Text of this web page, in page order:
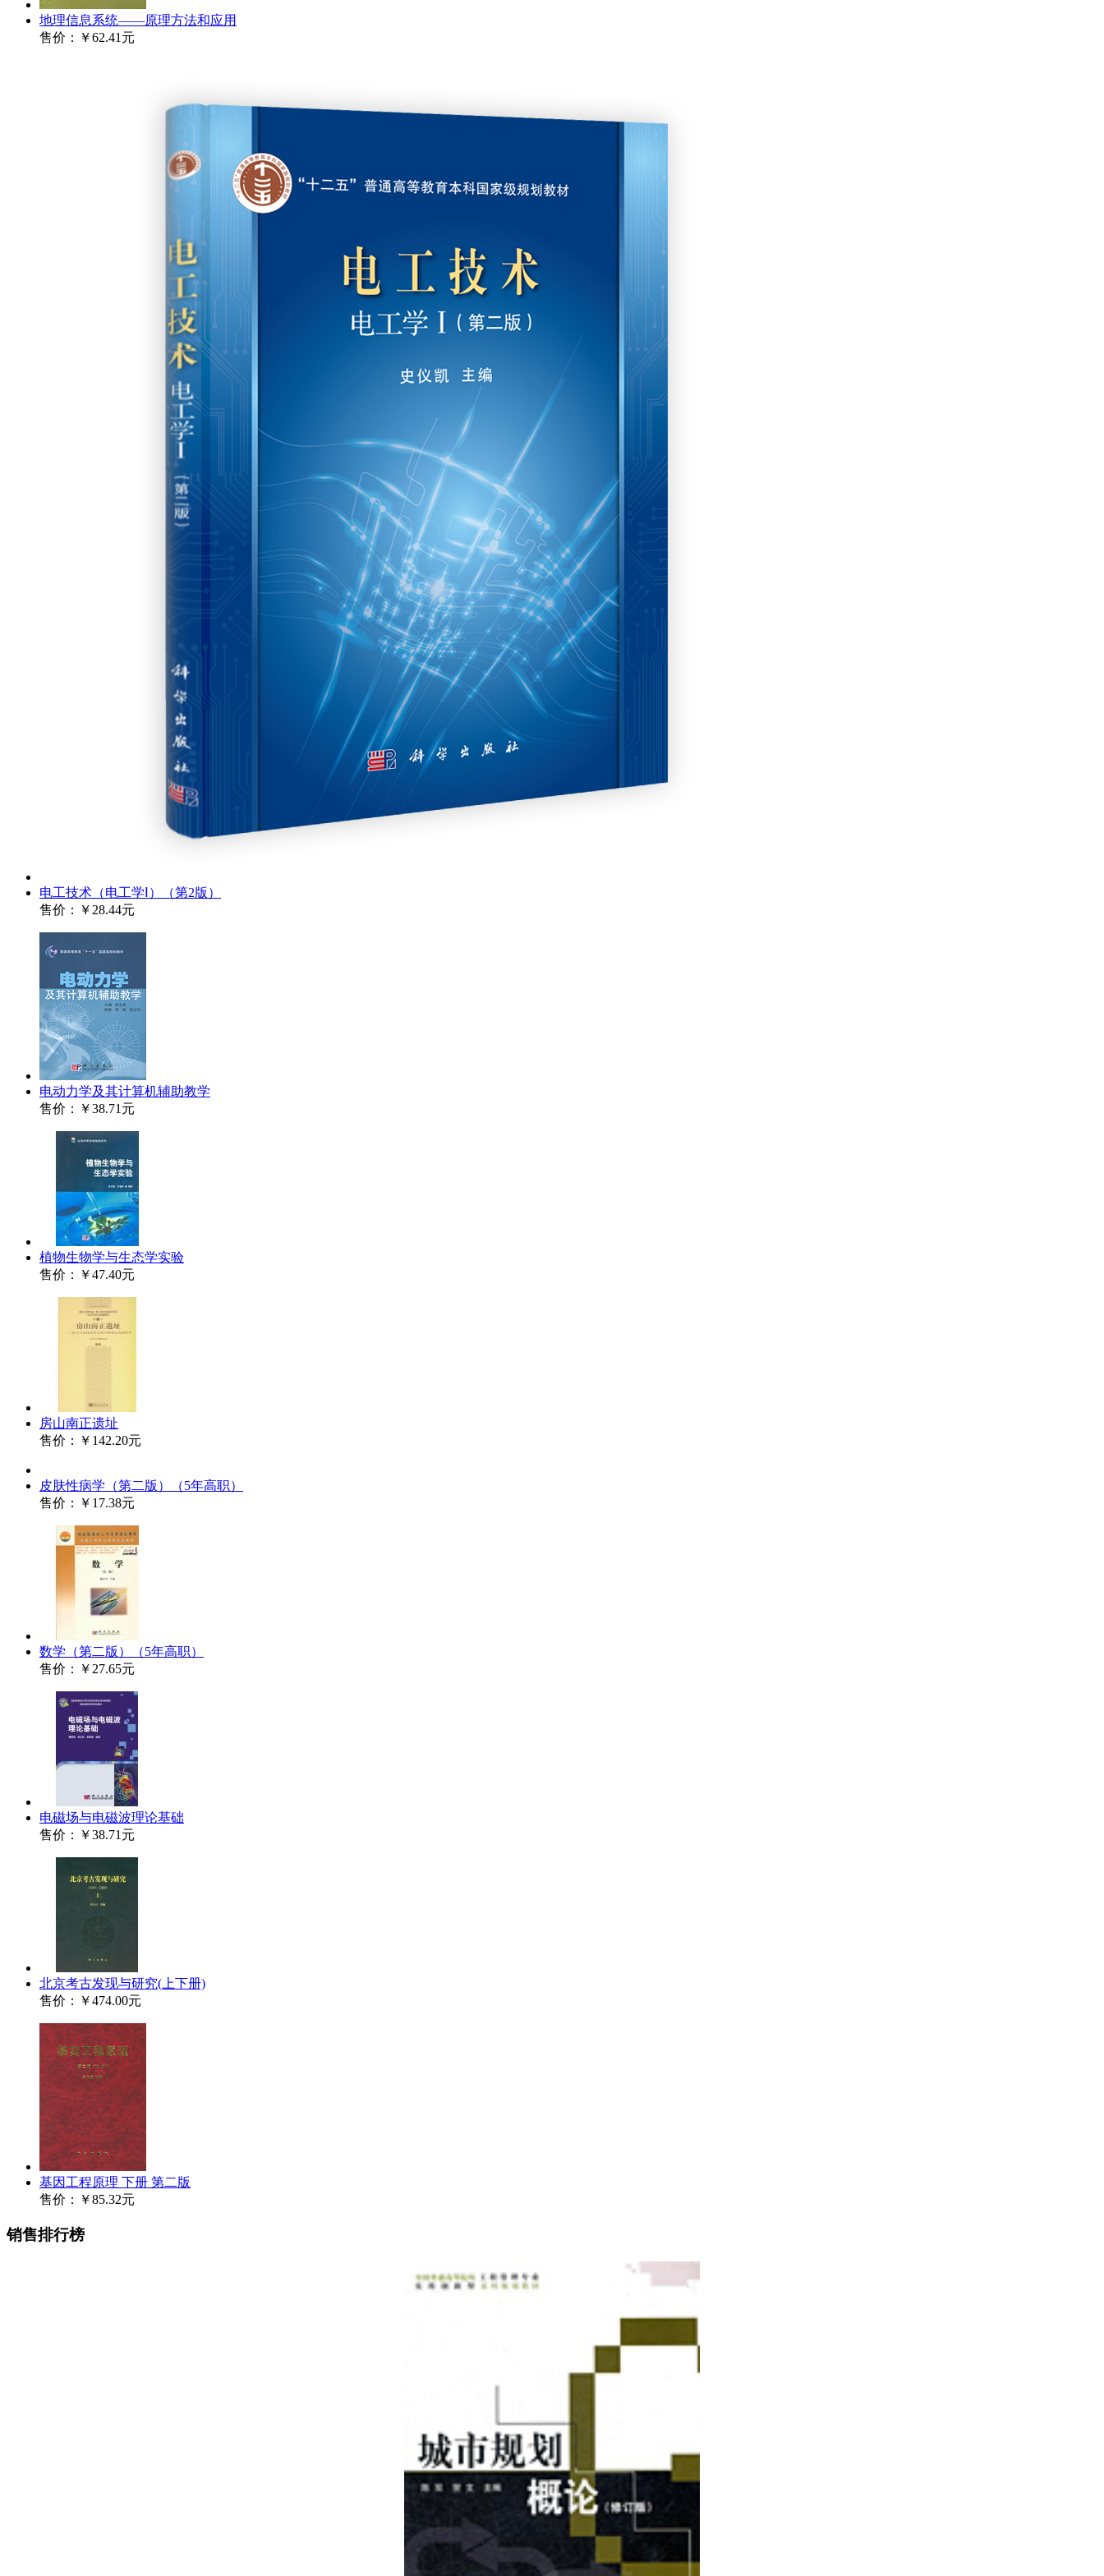
地理信息系统——原理方法和应用
售价：
￥62.41元
电工技术（电工学Ⅰ）（第2版）
售价：
￥28.44元
电动力学及其计算机辅助教学
售价：
￥38.71元
植物生物学与生态学实验
售价：
￥47.40元
房山南正遗址
售价：
￥142.20元
皮肤性病学（第二版）（5年高职）
售价：
￥17.38元
数学（第二版）（5年高职）
售价：
￥27.65元
电磁场与电磁波理论基础
售价：
￥38.71元
北京考古发现与研究(上下册)
售价：
￥474.00元
基因工程原理 下册 第二版
售价：
￥85.32元
销售排行榜